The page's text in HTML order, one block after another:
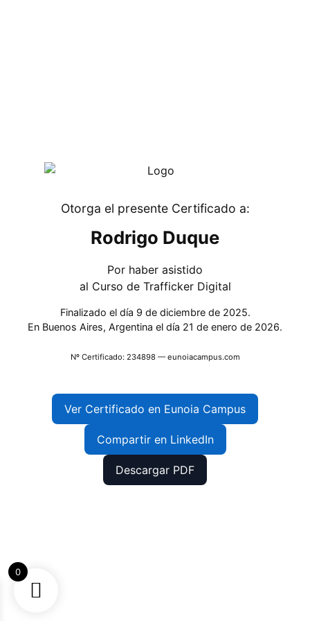
Otorga el presente Certificado a:
Rodrigo Duque
Por haber asistido
al Curso de Trafficker Digital
Finalizado el día 9 de diciembre de 2025.
En Buenos Aires, Argentina el día 21 de enero de 2026.
Nº Certificado: 234898 — eunoiacampus.com
Ver Certificado en Eunoia Campus
Compartir en LinkedIn
Descargar PDF
0